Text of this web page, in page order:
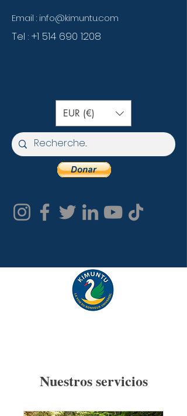
Email : info@kimuntu.com
Tel : +1 514 690 1208
EUR (€)
Nuestros servicios